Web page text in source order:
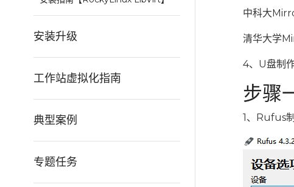
安装升级
工作站虚拟化指南
典型案例
专题任务
中科大
清华大学
4、U盘制
步骤
1、Rufus